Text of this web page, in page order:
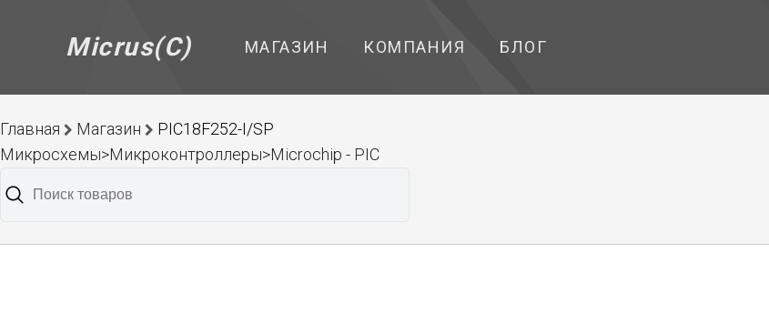
Micrus(C) МАГАЗИН КОМПАНИЯ БЛОГ
Главная Магазин
PIC18F252-I/SP
Микросхемы>Микроконтроллеры>Microchip - PIC